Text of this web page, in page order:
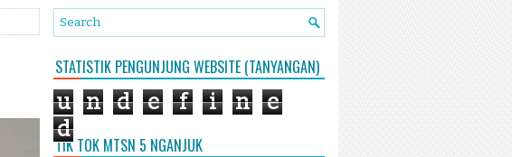
STATISTIK PENGUNJUNG WEBSITE (TANYANGAN)
u n d e f i n
e
d
TIK TOK MTSN 5 NGANJUK